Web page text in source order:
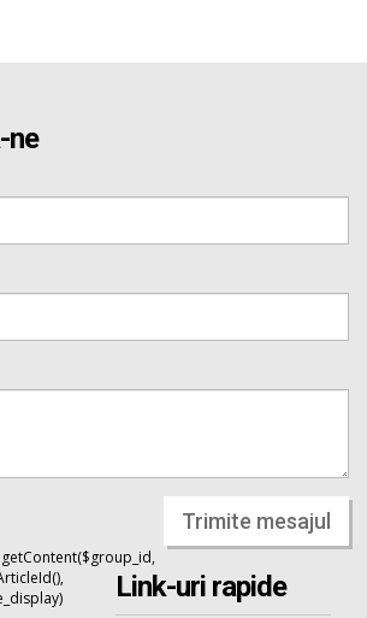
ne
Trimite mesajul
Link-uri rapide